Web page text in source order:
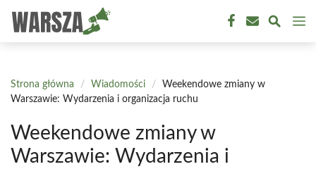
treści
Strona główna / Wiadomości /
Weekendowe zmiany w
Warszawie: Wydarzenia i organizacja ruchu
Weekendowe zmiany w
Warszawie: Wydarzenia i